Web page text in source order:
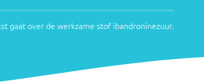
.
gaat over de werkzame stof ibandroninezuur.